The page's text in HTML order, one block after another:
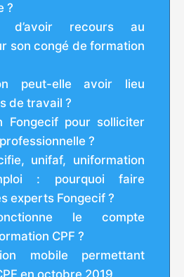
?
d’avoir recours au
son congé de formation
peut-elle avoir lieu
de travail ?
Fongecif pour solliciter
?
unifaf, uniformation
: pourquoi faire
experts Fongecif ?
le compte
CPF ?
mobile permettant